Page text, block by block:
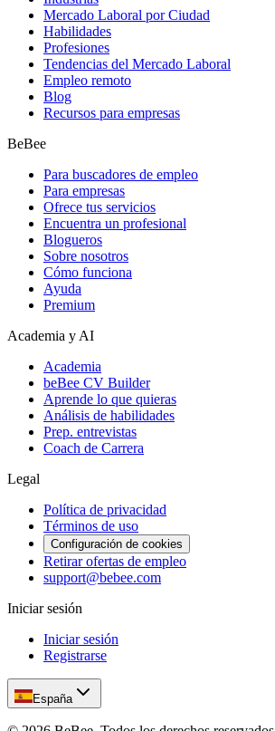
Mercado Laboral por Ciudad
Habilidades
Profesiones
Tendencias del Mercado Laboral
Empleo remoto
Blog
Recursos para empresas
BeBee
Para buscadores de empleo
Para empresas
Ofrece tus servicios
Encuentra un profesional
Blogueros
Sobre nosotros
Cómo funciona
Ayuda
Premium
Academia y AI
Academia
beBee CV Builder
Aprende lo que quieras
Análisis de habilidades
Prep. entrevistas
Coach de Carrera
Legal
Política de privacidad
Términos de uso
Configuración de cookies
Retirar ofertas de empleo
support@bebee.com
Iniciar sesión
Iniciar sesión
Registrarse
España